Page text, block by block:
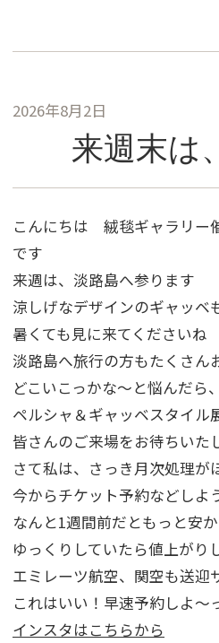
2026年8月2日
来週末は
こんにちは 絨毯ギャラリー
です
来週は、淡路島へ参ります
涼しげなデザインのギャッベ
暑くても見に来てくださいね
淡路島へ旅行の方もたくさん
どこいこっかな～と悩んだら、
ペルシャ＆ギャッベスタイル
皆さんのご来場をお待ちいた
さて私は、さっき月次処理が
今からチケット予約などしよ
なんと1週間前だともっと安か
ゆっくりしていたら値上が
エミレーツ航空、関空も送迎
これはいい！早速予約しよ～
インスタはこちらから